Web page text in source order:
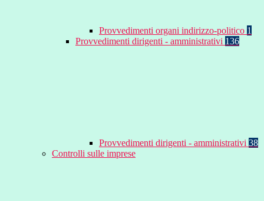
Provvedimenti organi indirizzo-politico 1
Provvedimenti dirigenti - amministrativi 136
Provvedimenti dirigenti - amministrativi 38
Controlli sulle imprese